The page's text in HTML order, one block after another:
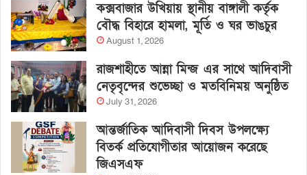
কক্সবাজার উখিয়ায় স্থানীয় বাঙ্গালী কর্তৃক
বৌদ্ধ বিহারে হামলা, মূর্তি ও ঘর ভাঙচুর
August 1, 2026
রাজশাহীতে আন্না মিন্জ এর সাথে আদিবাসী
নেতৃবৃন্দের শুভেচ্ছা ও মতবিনিময় অনুষ্ঠিত
July 31, 2026
আন্তর্জাতিক আদিবাসী দিবস উপলক্ষ্যে
বিতর্ক প্রতিযোগীতার আয়োজন করেছে
জিএসএফ